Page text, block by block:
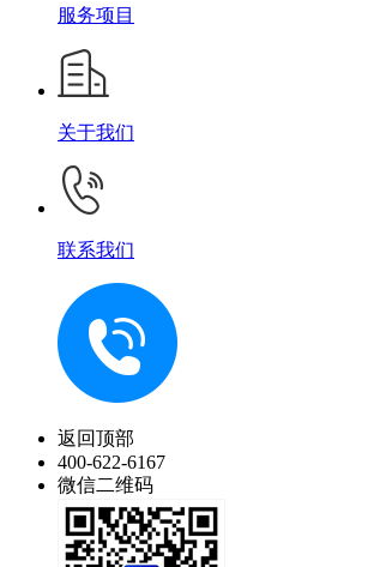
服务项目
关于我们
联系我们
返回顶部
400-622-6167
微信二维码